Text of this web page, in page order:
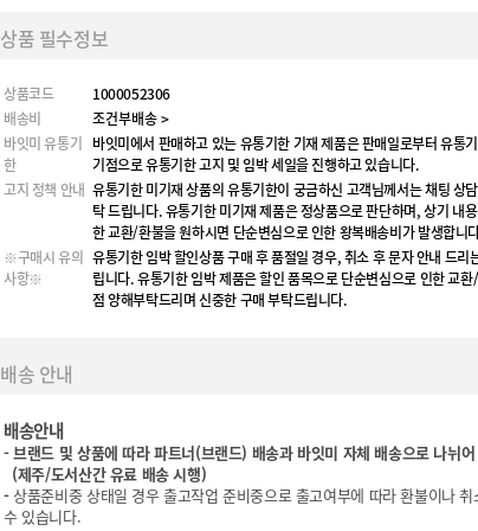
상품 필수정보
상품코드
1000052306
배송비
조건부배송 >
바잇미 유통기
한
바잇미에서 판매하고 있는 유통기한 기재 제품은 판매일로부터 유통
기점으로 유통기한 고지 및 임박 세일을 진행하고 있습니다.
고지 정책 안내 유통기한 미기재 상품의 유통기한이 궁금하신 고객님께서는 채팅 상
탁 드립니다. 유통기한 미기재 제품은 정상품으로 판단하며, 상기 내
한 교환/환불을 원하시면 단순변심으로 인한 왕복배송비가 발생합니
※구매시 유의
사항※
유통기한 임박 할인상품 구매 후 품절일 경우, 취소 후 문자 안내 드리
립니다. 유통기한 임박 제품은 할인 품목으로 단순변심으로 인한 교
점 양해부탁드리며 신중한 구매 부탁드립니다.
배송 안내
배송안내
-브랜드 및 상품에 따라 파트너(브랜드) 배송과 바잇미 자체 배송으로 나뉘
(제주/도서산간 유료 배송 시행)
- 상품준비중 상태일 경우 출고작업 준비중으로 출고여부에 따라 환불이나 취
수 있습니다.